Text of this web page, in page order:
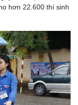
hơn 22.600 thí sinh